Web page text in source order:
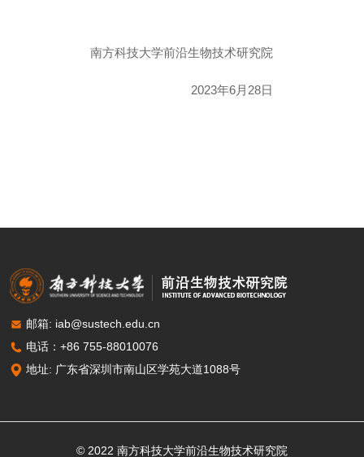
南方科技大学前沿生物技术研究院
2023年6月28日
邮箱: iab@sustech.edu.cn
电话：+86 755-88010076
地址: 广东省深圳市南山区学苑大道1088号
© 2022 南方科技大学前沿生物技术研究院